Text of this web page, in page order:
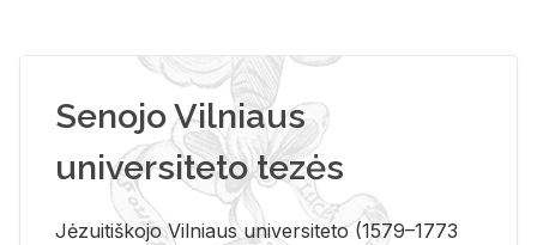
Senojo Vilniaus
universiteto tezės
Jėzuitiškojo Vilniaus universiteto (1579–1773